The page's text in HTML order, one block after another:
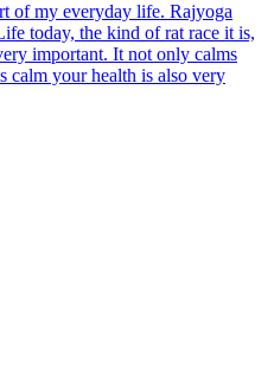
of my everyday life. Rajyoga
today, the kind of rat race it is,
important. It not only calms
calm your health is also very